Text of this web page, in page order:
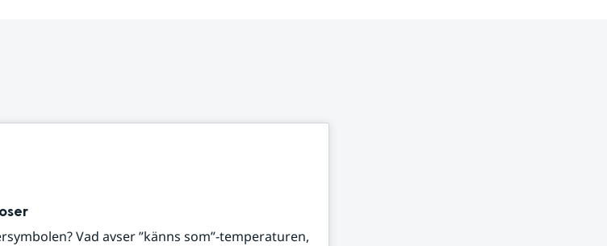
Vad avser ”känns som”-temperaturen,